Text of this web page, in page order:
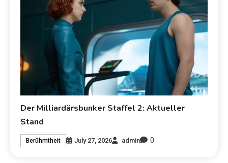
Der Milliardärsbunker Staffel 2: Aktueller
Stand
Berühmtheit July 27, 2026 admin 0